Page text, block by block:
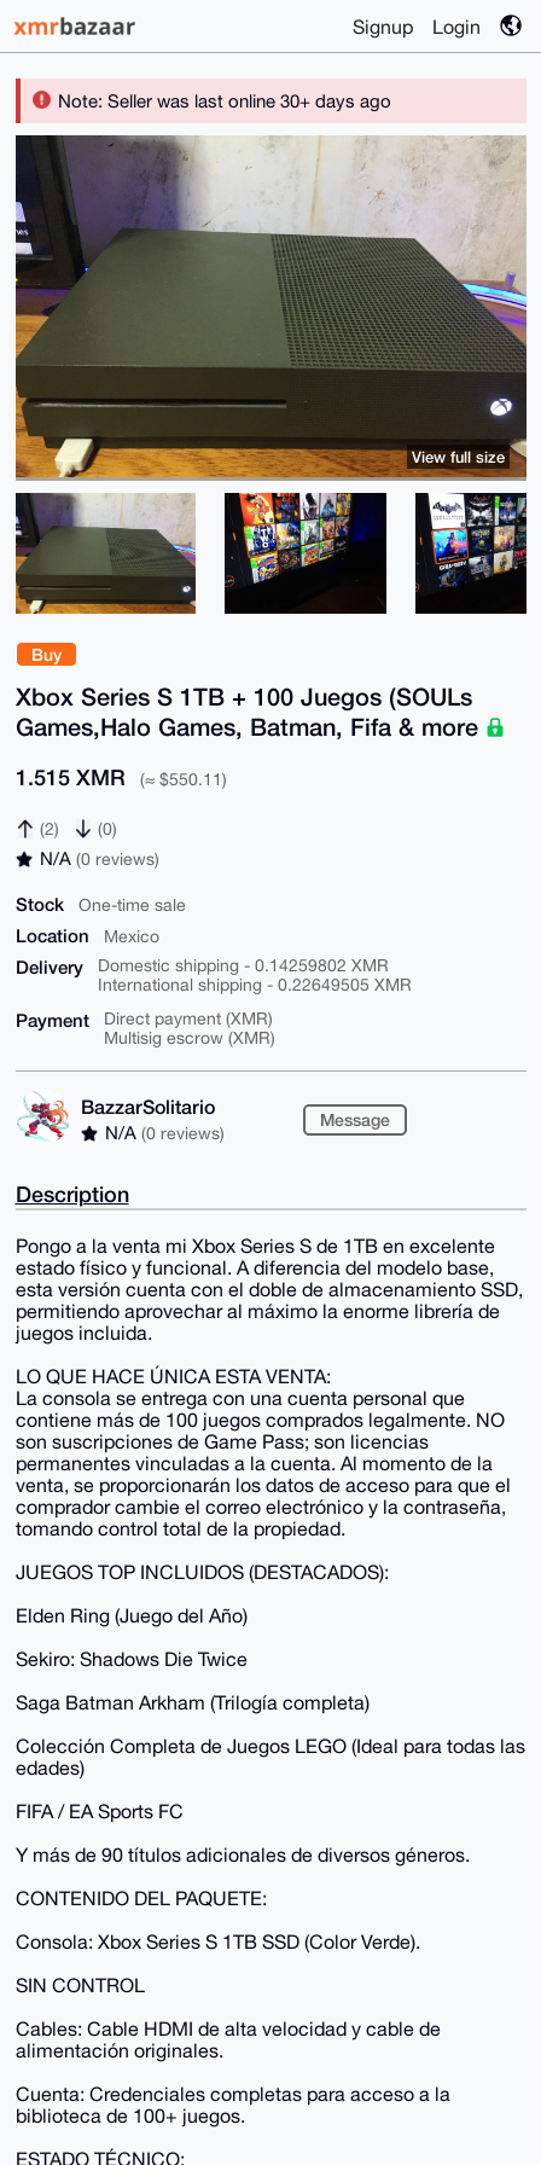
Signup Login
Note: Seller was last online 30+ days ago
Buy
Xbox Series S 1TB + 100 Juegos (SOULs
Games,Halo Games, Batman, Fifa & more
1.515 XMR (≈ $550.11)
(2) (0)
N/A (0 reviews)
Stock One-time sale
Location Mexico
Delivery
Domestic shipping - 0.14259802 XMR
International shipping - 0.22649505 XMR
Payment
Direct payment (XMR)
Multisig escrow (XMR)
BazzarSolitario
N/A (0 reviews)
Message
View full size
Description
Pongo a la venta mi Xbox Series S de 1TB en excelente
estado físico y funcional. A diferencia del modelo base,
esta versión cuenta con el doble de almacenamiento SSD,
permitiendo aprovechar al máximo la enorme librería de
juegos incluida.
LO QUE HACE ÚNICA ESTA VENTA:
La consola se entrega con una cuenta personal que
contiene más de 100 juegos comprados legalmente. NO
son suscripciones de Game Pass; son licencias
permanentes vinculadas a la cuenta. Al momento de la
venta, se proporcionarán los datos de acceso para que el
comprador cambie el correo electrónico y la contraseña,
tomando control total de la propiedad.
JUEGOS TOP INCLUIDOS (DESTACADOS):
Elden Ring (Juego del Año)
Sekiro: Shadows Die Twice
Saga Batman Arkham (Trilogía completa)
Colección Completa de Juegos LEGO (Ideal para todas las
edades)
FIFA / EA Sports FC
Y más de 90 títulos adicionales de diversos géneros.
CONTENIDO DEL PAQUETE:
Consola: Xbox Series S 1TB SSD (Color Verde).
SIN CONTROL
Cables: Cable HDMI de alta velocidad y cable de
alimentación originales.
Cuenta: Credenciales completas para acceso a la
biblioteca de 100+ juegos.
ESTADO TÉCNICO: